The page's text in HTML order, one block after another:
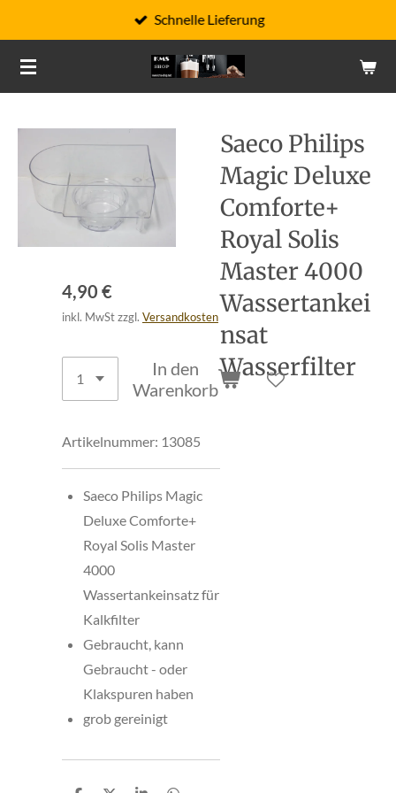
Hauptinhalt
springen
Schnelle Lieferung
Saeco Philips
Magic Deluxe
Comforte+
Royal Solis
Master 4000
Wassertankei
nsat
Wasserfilter
4,90 €
inkl. MwSt zzgl. Versandkosten
In den
Warenkorb
Artikelnummer: 13085
Saeco Philips Magic
Deluxe Comforte+
Royal Solis Master
4000
Wassertankeinsatz für
Kalkfilter
Gebraucht, kann
Gebraucht - oder
Klakspuren haben
grob gereinigt